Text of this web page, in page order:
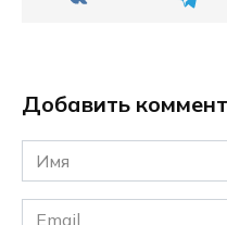
Добавить
Имя
*
Email